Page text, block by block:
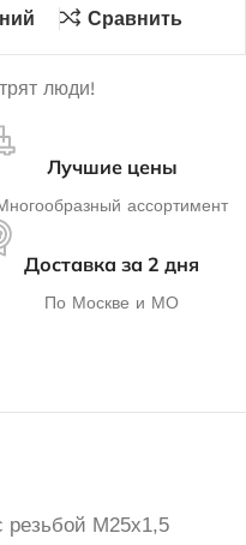
Сравнить
люди!
Лучшие цены
ассортимент
Доставка за 2 дня
По Москве и МО
резьбой M25x1,5